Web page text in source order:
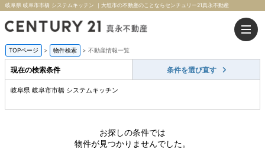
岐阜県 岐阜市市橋 システムキッチン ｜大垣市の不動産のことならセンチュリー21真永不動産
TOPページ > 物件検索 > 不動産情報一覧
現在の検索条件 条件を選び直す
岐阜県 岐阜市市橋 システムキッチン
お探しの条件では
物件が見つかりませんでした。